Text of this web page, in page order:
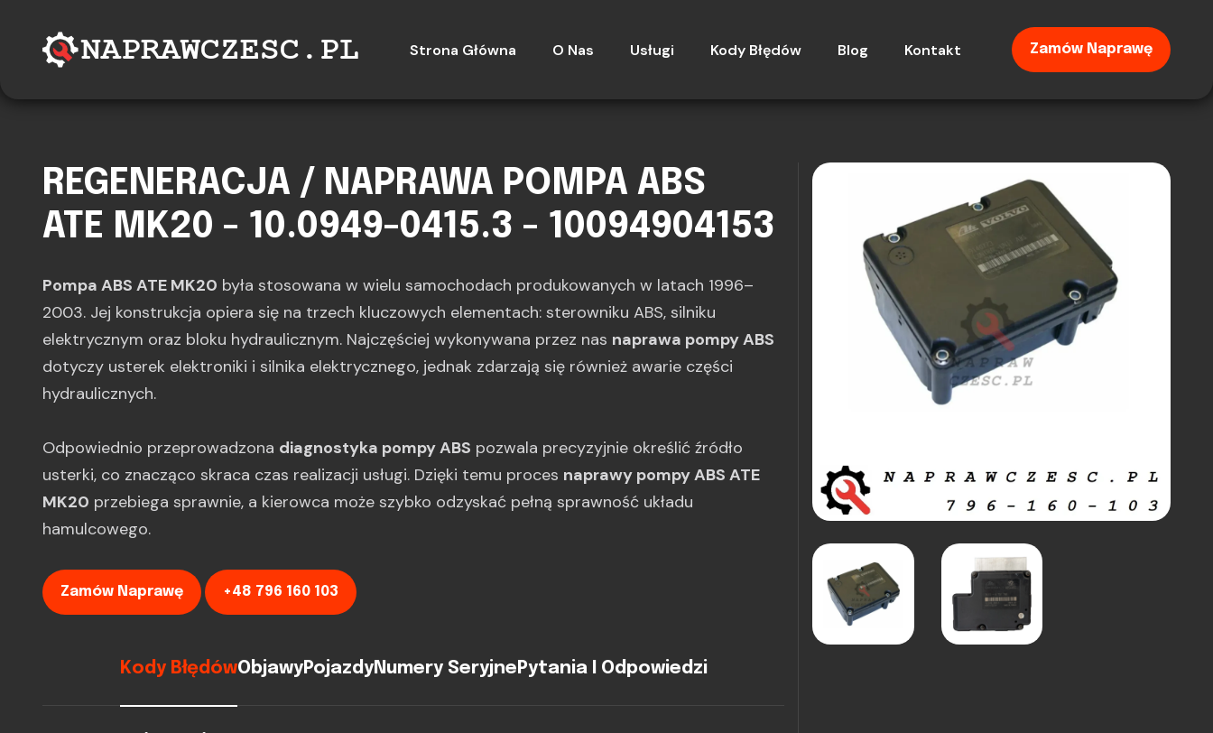
Strona Główna O Nas Usługi Kody Błędów Blog Kontakt Zamów Naprawę
REGENERACJA / NAPRAWA POMPA ABS
ATE MK20 - 10.0949-0415.3 - 10094904153
Pompa ABS ATE MK20 była stosowana w wielu samochodach produkowanych w latach 1996–
2003. Jej konstrukcja opiera się na trzech kluczowych elementach: sterowniku ABS, silniku
elektrycznym oraz bloku hydraulicznym. Najczęściej wykonywana przez nas naprawa pompy ABS
dotyczy usterek elektroniki i silnika elektrycznego, jednak zdarzają się również awarie części
hydraulicznych.
Odpowiednio przeprowadzona diagnostyka pompy ABS pozwala precyzyjnie określić źródło
usterki, co znacząco skraca czas realizacji usługi. Dzięki temu proces naprawy pompy ABS ATE
MK20 przebiega sprawnie, a kierowca może szybko odzyskać pełną sprawność układu
hamulcowego.
Zamów Naprawę +48 796 160 103
Kody BłędówObjawyPojazdyNumery Seryjne Pytania I Odpowiedzi